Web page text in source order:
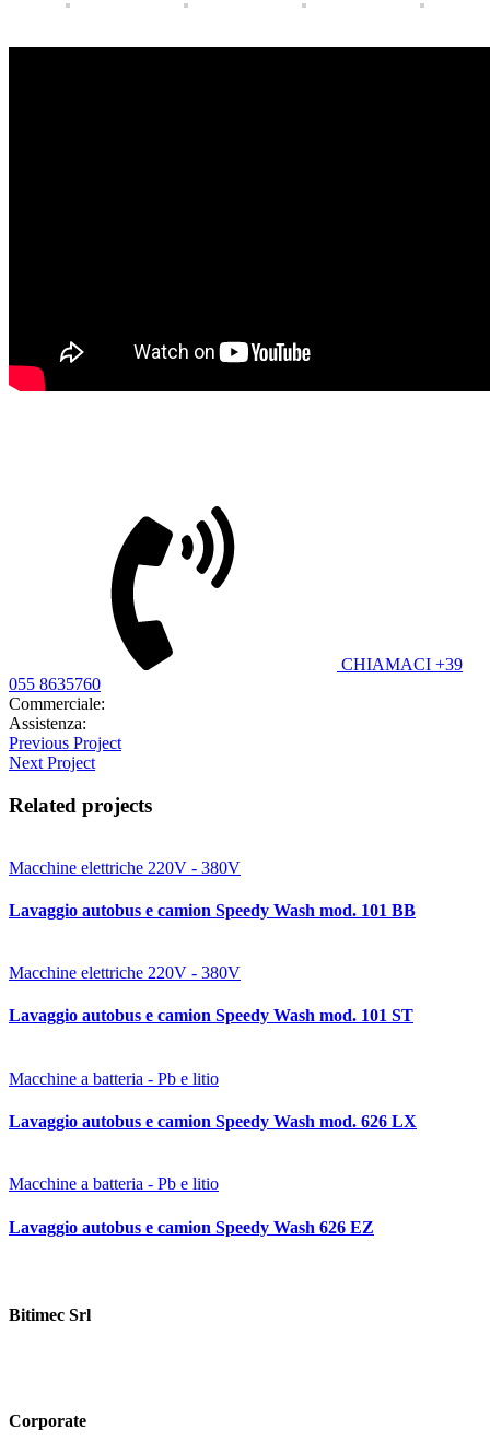
CHIAMACI +39
055 8635760
Commerciale:
Assistenza:
Previous Project
Next Project
Related projects
Macchine elettriche 220V - 380V
Lavaggio autobus e camion Speedy Wash mod. 101 BB
Macchine elettriche 220V - 380V
Lavaggio autobus e camion Speedy Wash mod. 101 ST
Macchine a batteria - Pb e litio
Lavaggio autobus e camion Speedy Wash mod. 626 LX
Macchine a batteria - Pb e litio
Lavaggio autobus e camion Speedy Wash 626 EZ
Bitimec Srl
Corporate